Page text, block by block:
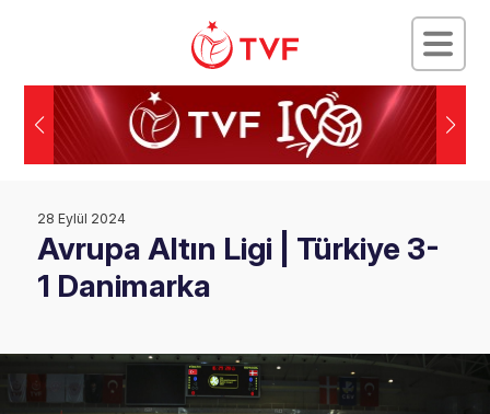
28 Eylül 2024
Avrupa Altın Ligi | Türkiye 3-
1 Danimarka